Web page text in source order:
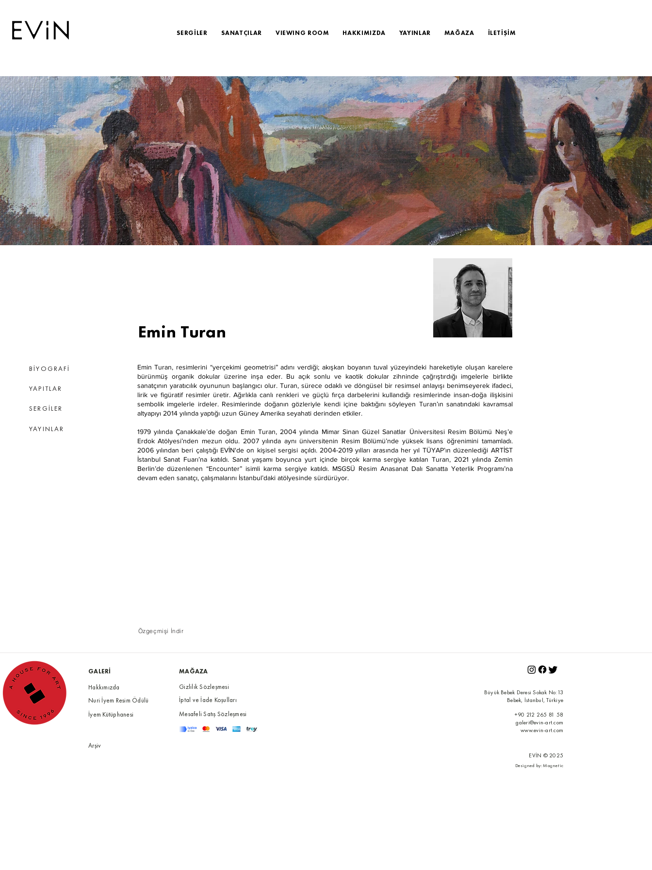
SERGİLER SANATÇILAR VIEWING ROOM HAKKIMIZDA YAYINLAR MAĞAZA İLETİŞİM
BİYOGRAFİ
YAPITLAR
SERGİLER
YAYINLAR
Emin Turan
Emin Turan, resimlerini “yerçekimi geometrisi” adını verdiği; akışkan boyanın tuval yüzeyindeki hareketiyle oluşan karelere
bürünmüş organik dokular üzerine inşa eder. Bu açık sonlu ve kaotik dokular zihninde çağrıştırdığı imgelerle birlikte
sanatçının yaratıcılık oyununun başlangıcı olur. Turan, sürece odaklı ve döngüsel bir resimsel anlayışı benimseyerek ifadeci,
lirik ve figüratif resimler üretir. Ağırlıkla canlı renkleri ve güçlü fırça darbelerini kullandığı resimlerinde insan-doğa ilişkisini
sembolik imgelerle irdeler. Resimlerinde doğanın gözleriyle kendi içine baktığını söyleyen Turan’ın sanatındaki kavramsal
altyapıyı 2014 yılında yaptığı uzun Güney Amerika seyahati derinden etkiler.
1979 yılında Çanakkale’de doğan Emin Turan, 2004 yılında Mimar Sinan Güzel Sanatlar Üniversitesi Resim Bölümü Neş’e
Erdok Atölyesi’nden mezun oldu. 2007 yılında aynı üniversitenin Resim Bölümü’nde yüksek lisans öğrenimini tamamladı.
2006 yılından beri çalıştığı EVİN'de on kişisel sergisi açıldı. 2004-2019 yılları arasında her yıl TÜYAP’ın düzenlediği ARTİST
İstanbul Sanat Fuarı’na katıldı. Sanat yaşamı boyunca yurt içinde birçok karma sergiye katılan Turan, 2021 yılında Zemin
Berlin’de düzenlenen “Encounter” isimli karma sergiye katıldı. MSGSÜ Resim Anasanat Dalı Sanatta Yeterlik Programı’na
devam eden sanatçı, çalışmalarını İstanbul’daki atölyesinde sürdürüyor.
Özgeçmişi İndir
GALERİ
Hakkımızda
Nuri İyem Resim Ödülü
İyem Kütüphanesi
MAĞAZA
Gizlilik Sözleşmesi
İptal ve İade Koşulları
Mesafeli Satış Sözleşmesi
Büyük Bebek Deresi Sokak No:13
Bebek, İstanbul, Türkiye
+90 212 265 81 58
galeri@evin-art.com
www.evin-art.com
Arşiv
EVİN © 2025
Designed by:Magnetic